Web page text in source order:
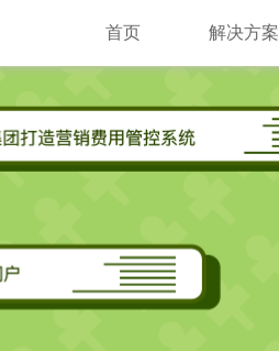
首页 解决方案